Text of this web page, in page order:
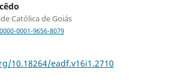
Católica de Goiás
0001-9656-8079
10.18264/eadf.v16i1.2710